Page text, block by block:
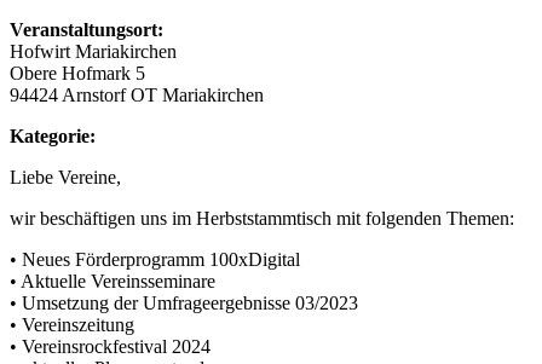
Veranstaltungsort:
Hofwirt Mariakirchen
Obere Hofmark 5
94424 Arnstorf OT Mariakirchen
Kategorie:
Liebe Vereine,
wir beschäftigen uns im Herbststammtisch mit folgenden Themen:
• Neues Förderprogramm 100xDigital
• Aktuelle Vereinsseminare
• Umsetzung der Umfrageergebnisse 03/2023
• Vereinszeitung
• Vereinsrockfestival 2024